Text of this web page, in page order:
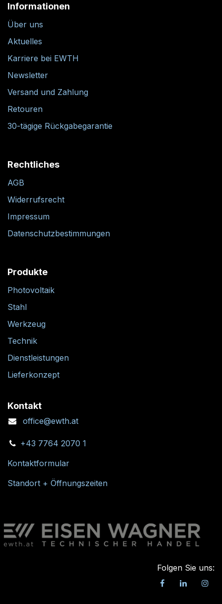
Informationen
Über uns
Aktuelles
Karriere bei EWTH
Newsletter
Versand und Zahlung
Retouren
30-tägige Rückgabegarantie
Rechtliches
AGB
Widerrufsrecht
Impressum
Datenschutzbestimmungen
Produkte
Photovoltaik
Stahl
Werkzeug
Technik
Dienstleistungen
Lieferkonzept
Kontakt
office@ewth.at
+43 7764 2070 1
Kontaktformular
Standort + Öffnungszeiten
Folgen Sie uns: